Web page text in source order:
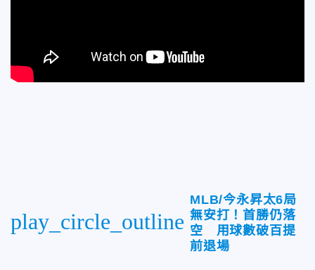
play_circle_outline
MLB/今永昇太6局
無安打！首勝仍落
空 用球數破百提
前退場